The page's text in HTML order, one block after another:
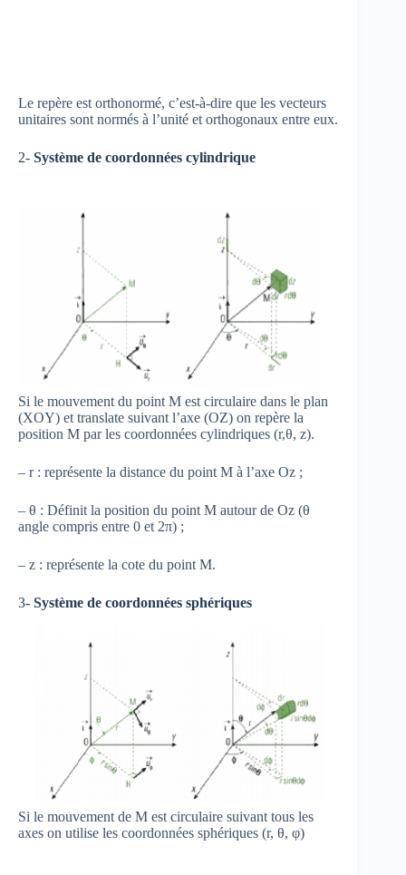
Le repère est orthonormé, c’est-à-dire que les vecteurs
unitaires sont normés à l’unité et orthogonaux entre eux.
2- Système de coordonnées cylindrique
Si le mouvement du point M est circulaire dans le plan
(XOY) et translate suivant l’axe (OZ) on repère la
position M par les coordonnées cylindriques (r,θ, z).
– r : représente la distance du point M à l’axe Oz ;
– θ : Définit la position du point M autour de Oz (θ
angle compris entre 0 et 2π) ;
– z : représente la cote du point M.
3- Système de coordonnées sphériques
Si le mouvement de M est circulaire suivant tous les
axes on utilise les coordonnées sphériques (r, θ, φ)